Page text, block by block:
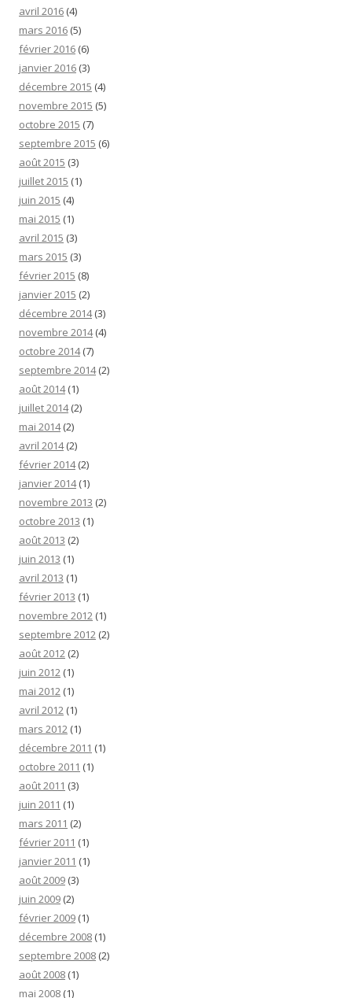
avril 2016 (4)
mars 2016 (5)
février 2016 (6)
janvier 2016 (3)
décembre 2015 (4)
novembre 2015 (5)
octobre 2015 (7)
septembre 2015 (6)
août 2015 (3)
juillet 2015 (1)
juin 2015 (4)
mai 2015 (1)
avril 2015 (3)
mars 2015 (3)
février 2015 (8)
janvier 2015 (2)
décembre 2014(3)
novembre 2014(4)
octobre 2014(7)
septembre 2014(2)
août 2014(1)
juillet 2014(2)
mai 2014(2)
avril 2014(2)
février 2014(2)
janvier 2014(1)
novembre 2013 (2)
octobre 2013 (1)
août 2013 (2)
juin 2013 (1)
avril 2013 (1)
février 2013 (1)
novembre 2012 (1)
septembre 2012 (2)
août 2012 (2)
juin 2012 (1)
mai 2012 (1)
avril 2012 (1)
mars 2012 (1)
décembre 2011 (1)
octobre 2011 (1)
août 2011 (3)
juin 2011 (1)
mars 2011 (2)
février 2011 (1)
janvier 2011 (1)
août 2009 (3)
juin 2009 (2)
février 2009 (1)
décembre 2008 (1)
septembre 2008 (2)
août 2008 (1)
mai 2008 (1)